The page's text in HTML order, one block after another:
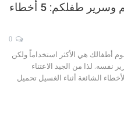
عندما تغسلون أغطية سريركم وسرير طفلكم: 5 أخطاء
أطفالك هي الأكثر استخداماً ولكن
نفسه. لذا من الجيد الاعتناء
الشائعة أثناء الغسيل تحميل